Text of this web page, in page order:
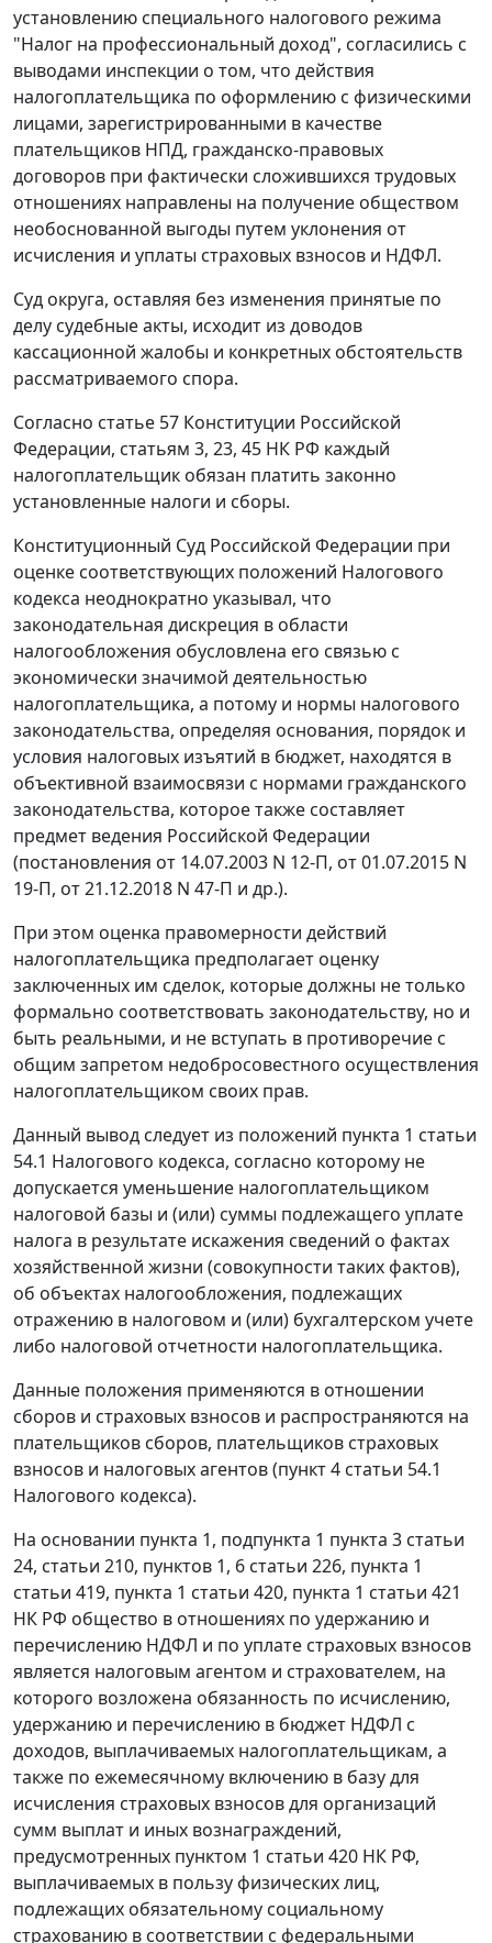
установлению специального налогового режима
"Налог на профессиональный доход", согласились с
выводами инспекции о том, что действия
налогоплательщика по оформлению с физическими
лицами, зарегистрированными в качестве
плательщиков НПД, гражданско-правовых
договоров при фактически сложившихся трудовых
отношениях направлены на получение обществом
необоснованной выгоды путем уклонения от
исчисления и уплаты страховых взносов и НДФЛ.
Суд округа, оставляя без изменения принятые по
делу судебные акты, исходит из доводов
кассационной жалобы и конкретных обстоятельств
рассматриваемого спора.
Согласно статье 57 Конституции Российской
Федерации, статьям 3, 23, 45 НК РФ каждый
налогоплательщик обязан платить законно
установленные налоги и сборы.
Конституционный Суд Российской Федерации при
оценке соответствующих положений Налогового
кодекса неоднократно указывал, что
законодательная дискреция в области
налогообложения обусловлена его связью с
экономически значимой деятельностью
налогоплательщика, а потому и нормы налогового
законодательства, определяя основания, порядок и
условия налоговых изъятий в бюджет, находятся в
объективной взаимосвязи с нормами гражданского
законодательства, которое также составляет
предмет ведения Российской Федерации
(постановления от 14.07.2003 N 12-П, от 01.07.2015 N
19-П, от 21.12.2018 N 47-П и др.).
При этом оценка правомерности действий
налогоплательщика предполагает оценку
заключенных им сделок, которые должны не только
формально соответствовать законодательству, но и
быть реальными, и не вступать в противоречие с
общим запретом недобросовестного осуществления
налогоплательщиком своих прав.
Данный вывод следует из положений пункта 1 статьи
54.1 Налогового кодекса, согласно которому не
допускается уменьшение налогоплательщиком
налоговой базы и (или) суммы подлежащего уплате
налога в результате искажения сведений о фактах
хозяйственной жизни (совокупности таких фактов),
об объектах налогообложения, подлежащих
отражению в налоговом и (или) бухгалтерском учете
либо налоговой отчетности налогоплательщика.
Данные положения применяются в отношении
сборов и страховых взносов и распространяются на
плательщиков сборов, плательщиков страховых
взносов и налоговых агентов (пункт 4 статьи 54.1
Налогового кодекса).
На основании пункта 1, подпункта 1 пункта 3 статьи
24, статьи 210, пунктов 1, 6 статьи 226, пункта 1
статьи 419, пункта 1 статьи 420, пункта 1 статьи 421
НК РФ общество в отношениях по удержанию и
перечислению НДФЛ и по уплате страховых взносов
является налоговым агентом и страхователем, на
которого возложена обязанность по исчислению,
удержанию и перечислению в бюджет НДФЛ с
доходов, выплачиваемых налогоплательщикам, а
также по ежемесячному включению в базу для
исчисления страховых взносов для организаций
сумм выплат и иных вознаграждений,
предусмотренных пунктом 1 статьи 420 НК РФ,
выплачиваемых в пользу физических лиц,
подлежащих обязательному социальному
страхованию в соответствии с федеральными